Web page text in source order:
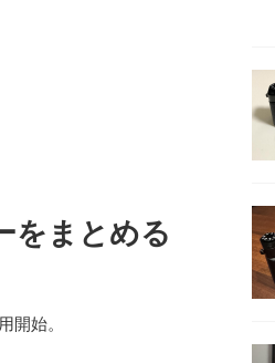
をまとめる
開始。